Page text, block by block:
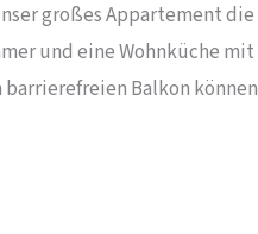
großes Appartement die
und eine Wohnküche mit
barrierefreien Balkon können